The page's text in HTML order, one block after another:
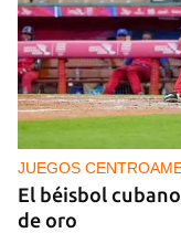
MÚSICA
Un público
censura en un
JUEGOS
El béisbol
de oro